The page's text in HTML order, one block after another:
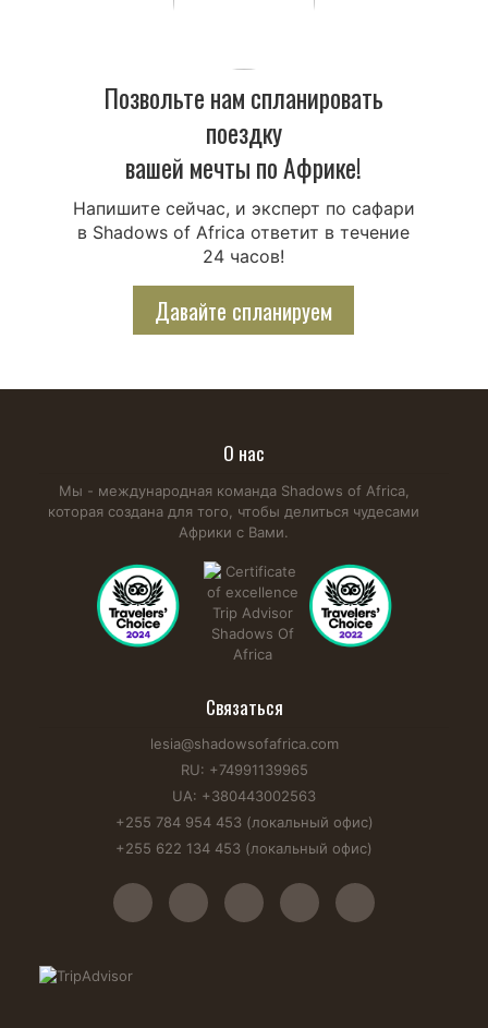
Позвольте нам спланировать
поездку
вашей мечты по Африке!
Напишите сейчас, и эксперт по сафари
в Shadows of Africa ответит в течение
24 часов!
Давайте спланируем
О нас
Мы - международная команда Shadows of Africa,
которая создана для того, чтобы делиться чудесами
Африки с Вами.
Связаться
lesia@shadowsofafrica.com
RU: +74991139965
UA: +380443002563
+255 784 954 453 (локальный офис)
+255 622 134 453 (локальный офис)